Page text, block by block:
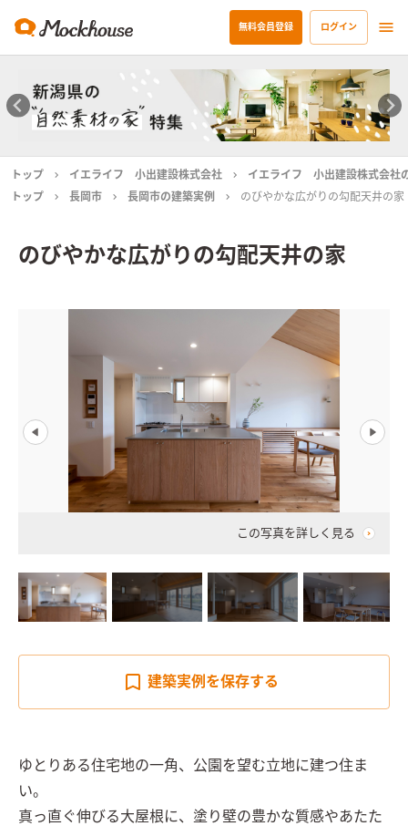
無料会員登録 ログイン
トップ イエライフ 小出建設株式会社
イエライフ 小出建設株式会社
トップ
長岡市 長岡市の建築実例 のびやかな広がりの勾配天井の家
のびやかな広がりの勾配天井の家
この写真を詳しく見る
建築実例を保存する
ゆとりある住宅地の一角、公園を望む立地に建つ住ま
い。
真っ直ぐ伸びる大屋根に、塗り壁の豊かな質感やあたた